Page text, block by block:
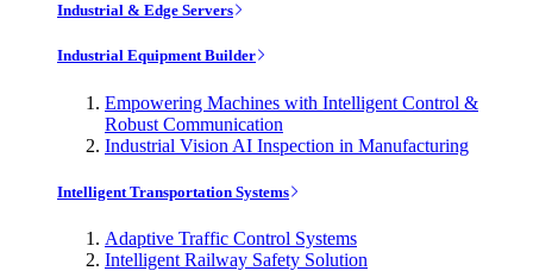
Industrial & Edge Servers
Industrial Equipment Builder
Empowering Machines with Intelligent Control &
Robust Communication
Industrial Vision AI Inspection in Manufacturing
Intelligent Transportation Systems
Adaptive Traffic Control Systems
Intelligent Railway Safety Solution